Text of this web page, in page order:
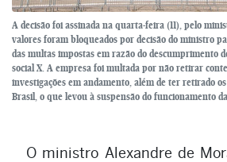
A decisão foi assinada na quarta-feira (11), pelo
valores foram bloqueados por decisão do ministro
das multas impostas em razão do descumprimento
social X. A empresa foi multada por não retirar
investigações em andamento, além de ter retirado
Brasil, o que levou à suspensão do funcionamento
O ministro Alexandre de